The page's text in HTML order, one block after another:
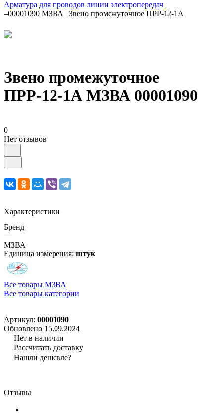
Арматура для проводов линии электропередач
–00001090 МЗВА | Звено промежуточное ПРР-12-1А
Звено промежуточное
ПРР-12-1А МЗВА 00001090
0
Нет отзывов
Характеристики
Бренд
—
МЗВА
Единица измерения: штук
Все товары МЗВА
Все товары категории
Артикул: 00001090
Обновлено 15.09.2024
Нет в наличии
Рассчитать доставку
Нашли дешевле?
Отзывы